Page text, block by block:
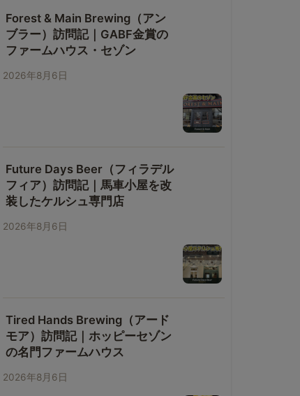
Forest & Main Brewing（アン
ブラー）訪問記｜GABF金賞の
ファームハウス・セゾン
2026年8月6日
Future Days Beer（フィラデル
フィア）訪問記｜馬車小屋を改
装したケルシュ専門店
2026年8月6日
Tired Hands Brewing（アード
モア）訪問記｜ホッピーセゾン
の名門ファームハウス
2026年8月6日